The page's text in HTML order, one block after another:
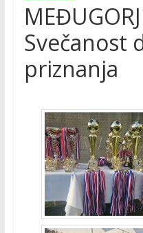
Svečanost
priznanja